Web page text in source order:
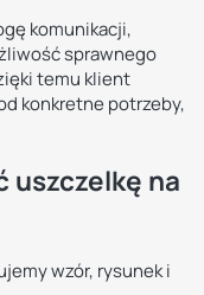
komunikacji,
sprawnego
temu klient
konkretne potrzeby,
uszczelkę na
wzór, rysunek i